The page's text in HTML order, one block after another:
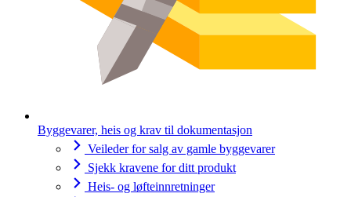
Byggevarer, heis og krav til dokumentasjon
Veileder for salg av gamle byggevarer
Sjekk kravene for ditt produkt
Heis- og løfteinnretninger